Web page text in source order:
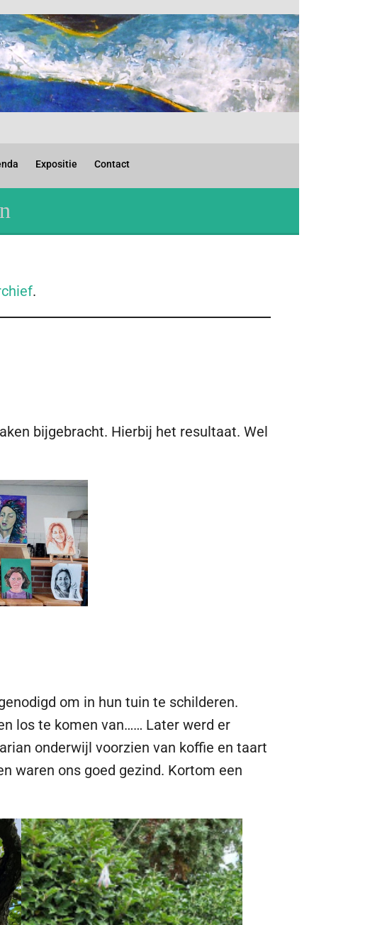
Expositie Contact
.
bijgebracht. Hierbij het resultaat. Wel
om in hun tuin te schilderen.
los te komen van…… Later werd er
onderwijl voorzien van koffie en taart
waren ons goed gezind. Kortom een